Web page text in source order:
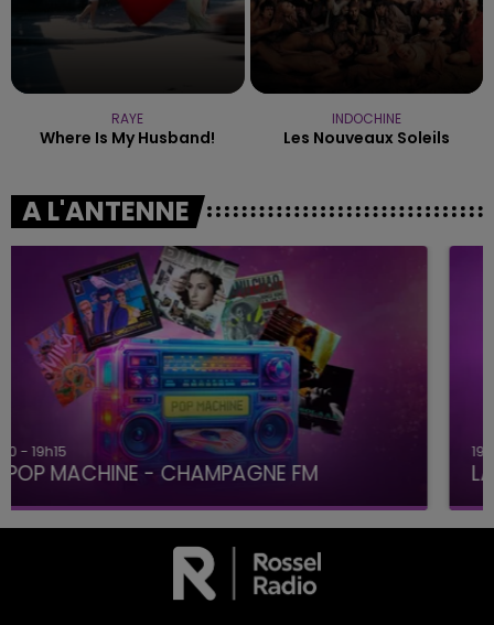
RAYE
Where Is My Husband!
INDOCHINE
Les Nouveaux Soleils
A L'ANTENNE
19h15 - 20h00
LA RADIO POP